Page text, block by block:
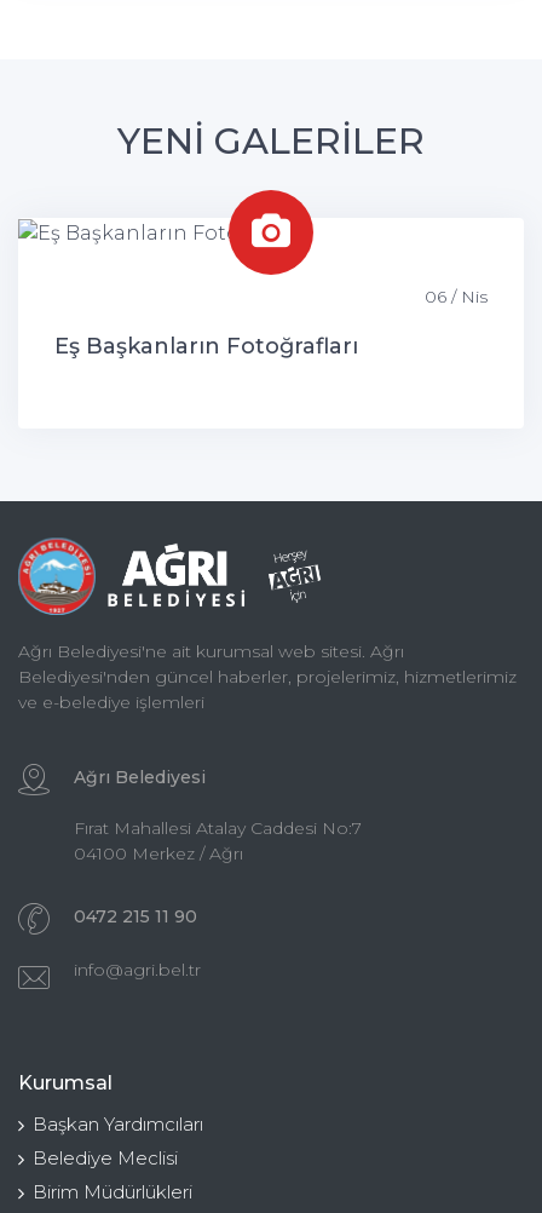
YENİ GALERİLER
06 / Nis
Eş Başkanların Fotoğrafları
Ağrı Belediyesi'ne ait kurumsal web sitesi. Ağrı
Belediyesi'nden güncel haberler, projelerimiz, hizmetlerimiz
ve e-belediye işlemleri
Ağrı Belediyesi
Fırat Mahallesi Atalay Caddesi No:7
04100 Merkez / Ağrı
0472 215 11 90
info@agri.bel.tr
Kurumsal
Başkan Yardımcıları
Belediye Meclisi
Birim Müdürlükleri